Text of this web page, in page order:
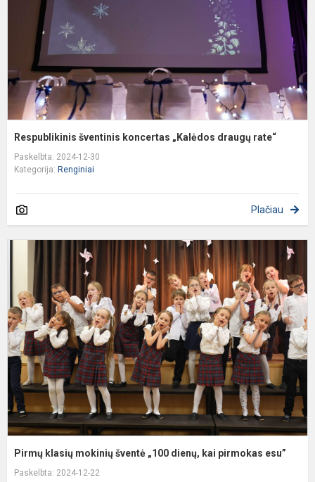
Respublikinis šventinis koncertas „Kalėdos draugų rate“
Paskelbta: 2024-12-30
Kategorija: Renginiai
Plačiau
Pirmų klasių mokinių šventė „100 dienų, kai pirmokas esu”
Paskelbta: 2024-12-22